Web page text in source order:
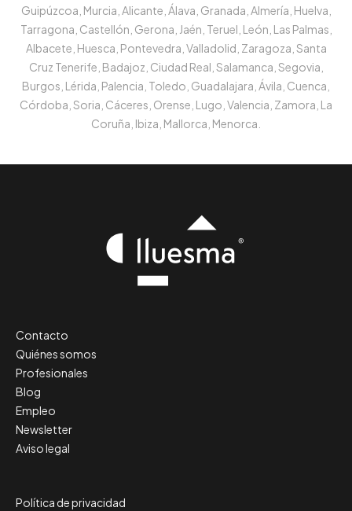
Guipúzcoa, Murcia, Alicante, Álava, Granada, Almería, Huelva,
Tarragona, Castellón, Gerona, Jaén, Teruel, León, Las Palmas,
Albacete, Huesca, Pontevedra, Valladolid, Zaragoza, Santa
Cruz Tenerife, Badajoz, Ciudad Real, Salamanca, Segovia,
Burgos, Lérida, Palencia, Toledo, Guadalajara, Ávila, Cuenca,
Córdoba, Soria, Cáceres, Orense, Lugo, Valencia, Zamora, La
Coruña, Ibiza, Mallorca, Menorca.
Contacto
Quiénes somos
Profesionales
Blog
Empleo
Newsletter
Aviso legal
Política de privacidad